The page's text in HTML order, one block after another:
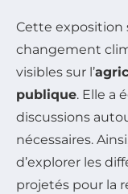
Cette exposition
changement
visibles sur l’
publique. Elle a
discussions
nécessaires.
d’explorer les
projetés pour la